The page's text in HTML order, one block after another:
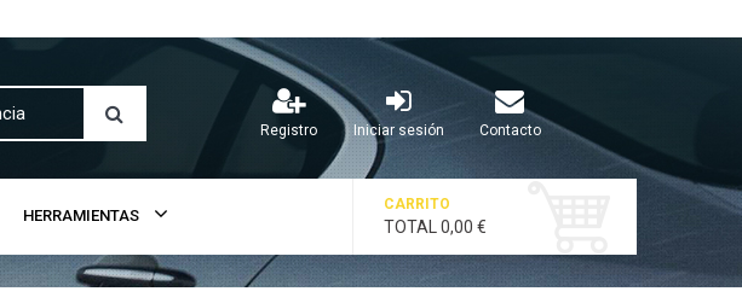
Registro Iniciar sesión Contacto
HERRAMIENTAS
CARRITO
TOTAL 0,00 €